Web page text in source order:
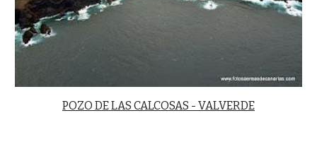
POZO DE LAS CALCOSAS - VALVERDE